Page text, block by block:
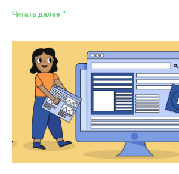
Читать далее "